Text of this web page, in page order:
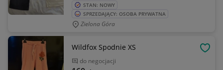
STAN: NOWY
SPRZEDAJĄCY: OSOBA PRYWATNA
Zielona Góra
Wildfox Spodnie XS
do negocjacji